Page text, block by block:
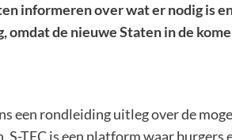
informeren over wat er nodig is
de nieuwe Staten in de
een rondleiding uitleg over de
TEC is een platform waar burgers